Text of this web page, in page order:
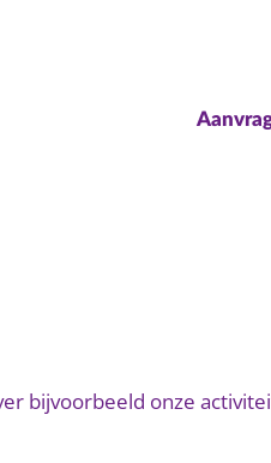
bijvoorbeeld onze